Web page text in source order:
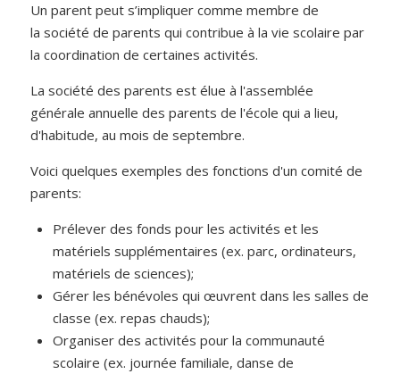
Un parent peut s’impliquer comme membre de
la société de parents qui contribue à la vie scolaire par
la coordination de certaines activités.
La société des parents est élue à l'assemblée
générale annuelle des parents de l'école qui a lieu,
d'habitude, au mois de septembre.
Voici quelques exemples des fonctions d'un comité de
parents:
Prélever des fonds pour les activités et les
matériels supplémentaires (ex. parc, ordinateurs,
matériels de sciences);
Gérer les bénévoles qui œuvrent dans les salles de
classe (ex. repas chauds);
Organiser des activités pour la communauté
scolaire (ex. journée familiale, danse de